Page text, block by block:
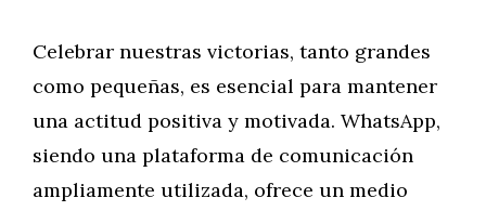
Celebrar nuestras victorias, tanto grandes
como pequeñas, es esencial para mantener
una actitud positiva y motivada. WhatsApp,
siendo una plataforma de comunicación
ampliamente utilizada, ofrece un medio